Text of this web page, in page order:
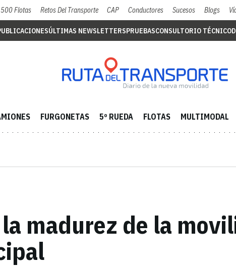
500 Flotas Retos Del Transporte CAP Conductores Sucesos Blogs
ÚLTIMAS NEWSLETTERSPRUEBASCONSULTORIO TÉCNICO
FURGONETAS 5º RUEDA FLOTAS MULTIMODAL
madurez de la